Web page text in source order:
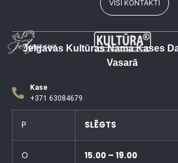
VISI KONTAKTI
Jelgavas Kultūras Nama Kases
Vasarā
Kase
+371 63084679
P SLĒGTS
O 15.00 – 19.00